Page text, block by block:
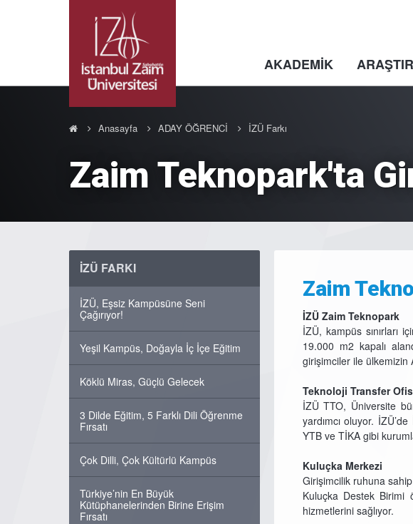
AKADEMİK
Anasayfa ADAY ÖĞRENCİ İZÜ Farkı
Zaim Teknopark'ta
İZÜ FARKI
İZÜ, Eşsiz Kampüsüne Seni
Çağırıyor!
Yeşil Kampüs, Doğayla İç İçe Eğitim
Köklü Miras, Güçlü Gelecek
3 Dilde Eğitim, 5 Farklı Dili Öğrenme
Fırsatı
Çok Dilli, Çok Kültürlü Kampüs
Türkiye’nin En Büyük
Kütüphanelerinden Birine Erişim
Fırsatı
Zaim
İZÜ Zaim Teknopark
İZÜ, kampüs sınırları
19.000 m2 kapalı
girişimciler ile ülkemizin
Teknoloji Transfer
İZÜ TTO, Üniversite
yardımcı oluyor.
YTB ve TİKA gibi
Kuluçka Merkezi
Girişimcilik ruhuna
Kuluçka Destek Birimi
hizmetlerini sağlıyor.